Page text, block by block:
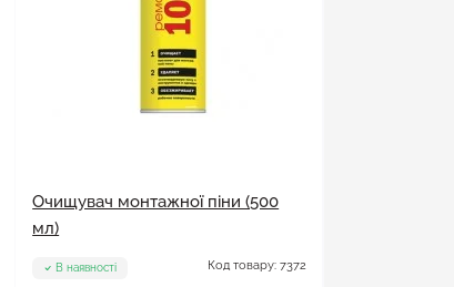
Очищувач монтажної піни (500
мл)
В наявності Код товару: 7372